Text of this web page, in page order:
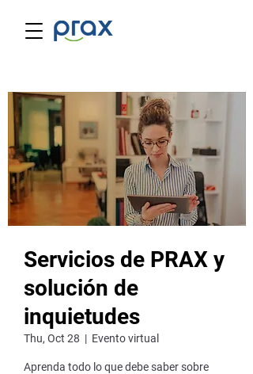
Servicios de PRAX y
solución de
inquietudes
Thu, Oct 28
  |
Evento virtual
Aprenda todo lo que debe saber sobre